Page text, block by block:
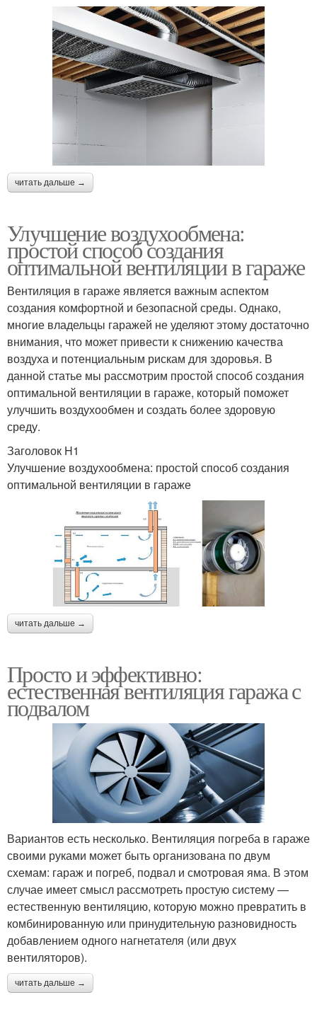
читать дальше →
Улучшение воздухообмена:
простой способ создания
оптимальной вентиляции в гараже
Вентиляция в гараже является важным аспектом
создания комфортной и безопасной среды. Однако,
многие владельцы гаражей не уделяют этому достаточно
внимания, что может привести к снижению качества
воздуха и потенциальным рискам для здоровья. В
данной статье мы рассмотрим простой способ создания
оптимальной вентиляции в гараже, который поможет
улучшить воздухообмен и создать более здоровую
среду.
Заголовок H1
Улучшение воздухообмена: простой способ создания
оптимальной вентиляции в гараже
читать дальше →
Просто и эффективно:
естественная вентиляция гаража с
подвалом
Вариантов есть несколько. Вентиляция погреба в гараже
своими руками может быть организована по двум
схемам: гараж и погреб, подвал и смотровая яма. В этом
случае имеет смысл рассмотреть простую систему —
естественную вентиляцию, которую можно превратить в
комбинированную или принудительную разновидность
добавлением одного нагнетателя (или двух
вентиляторов).
читать дальше →